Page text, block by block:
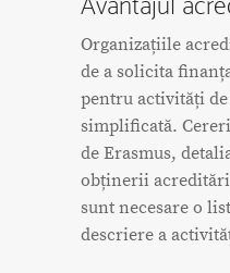
Organizațiile
de a solicita
pentru activități
simplificată.
de Erasmus,
obținerii
sunt necesare o
descriere a